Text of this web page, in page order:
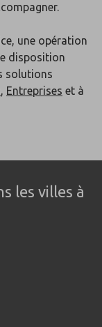
une opération
disposition
solutions
, Entreprises et à
les villes à